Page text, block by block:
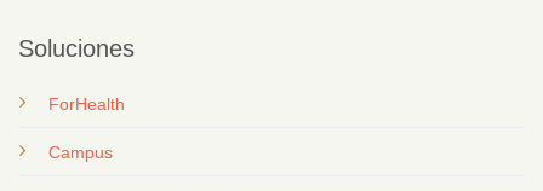
Soluciones
ForHealth
Campus